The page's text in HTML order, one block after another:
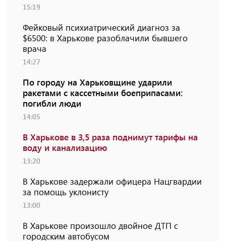
15:19
Фейковый психиатрический диагноз за
$6500: в Харькове разоблачили бывшего
врача
14:27
По городу на Харьковщине ударили
ракетами с кассетными боеприпасами:
погибли люди
14:05
В Харькове в 3,5 раза поднимут тарифы на
воду и канализацию
13:20
В Харькове задержали офицера Нацгвардии
за помощь уклонисту
13:00
В Харькове произошло двойное ДТП с
городским автобусом